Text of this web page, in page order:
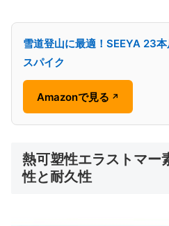
雪道登山に最適！SEEYA 23
スパイク
Amazonで見る ↗
熱可塑性エラストマー
性と耐久性